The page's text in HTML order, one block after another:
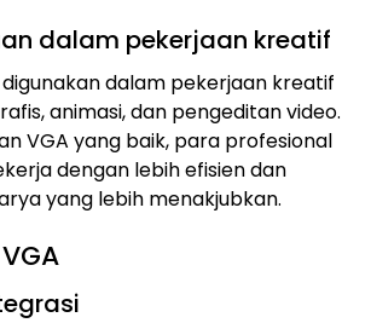
dalam pekerjaan kreatif
digunakan dalam pekerjaan kreatif
animasi, dan pengeditan video.
VGA yang baik, para profesional
dengan lebih efisien dan
yang lebih menakjubkan.